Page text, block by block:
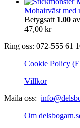
Mohairväst med
Betygsatt 1.00
47,00 kr
Ring oss: 072-555 61
Cookie Policy
Villkor
Maila oss:
Om